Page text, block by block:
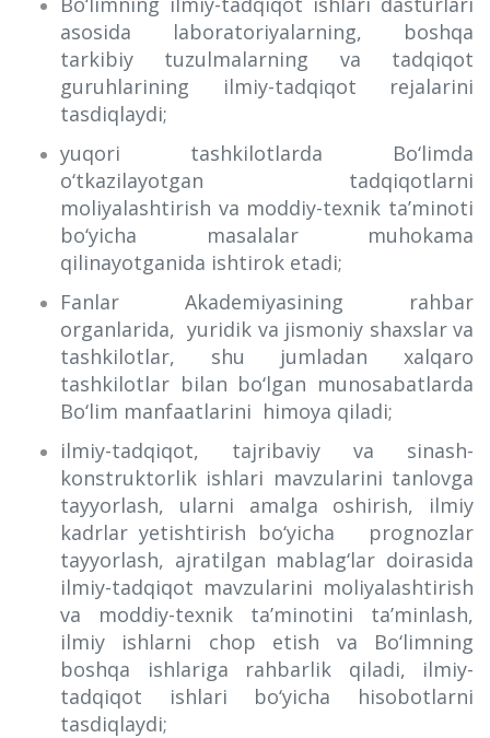
asosida laboratoriyalarning, boshqa
tarkibiy tuzulmalarning va tadqiqot
guruhlarining ilmiy-tadqiqot rejalarini
tasdiqlaydi;
yuqori tashkilotlarda Bo‘limda
o‘tkazilayotgan tadqiqotlarni
moliyalashtirish va moddiy-texnik ta’minoti
bo‘yicha masalalar muhokama
qilinayotganida ishtirok etadi;
Fanlar Akademiyasining rahbar
organlarida, yuridik va jismoniy shaxslar va
tashkilotlar, shu jumladan xalqaro
tashkilotlar bilan bo‘lgan munosabatlarda
Bo‘lim manfaatlarini himoya qiladi;
ilmiy-tadqiqot, tajribaviy va sinash-
konstruktorlik ishlari mavzularini tanlovga
tayyorlash, ularni amalga oshirish, ilmiy
kadrlar yetishtirish bo‘yicha prognozlar
tayyorlash, ajratilgan mablag‘lar doirasida
ilmiy-tadqiqot mavzularini moliyalashtirish
va moddiy-texnik ta’minotini ta’minlash,
ilmiy ishlarni chop etish va Bo‘limning
boshqa ishlariga rahbarlik qiladi, ilmiy-
tadqiqot ishlari bo‘yicha hisobotlarni
tasdiqlaydi;